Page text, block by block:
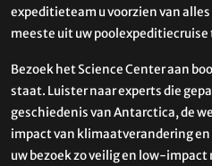
expeditieteam u voorzien van
meeste uit uw poolexpeditiecruise
Bezoek het Science Center aan
staat. Luister naar experts die
geschiedenis van Antarctica, de
impact van klimaatverandering
uw bezoek zo veilig en low-